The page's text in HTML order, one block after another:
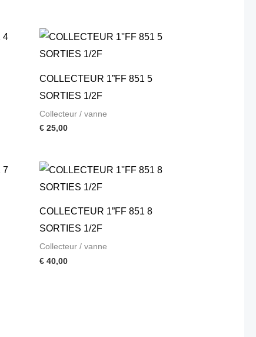
COLLECTEUR 1”FF 851 5
SORTIES 1/2F
Collecteur / vanne
€25,00
COLLECTEUR 1”FF 851 8
SORTIES 1/2F
Collecteur / vanne
€40,00